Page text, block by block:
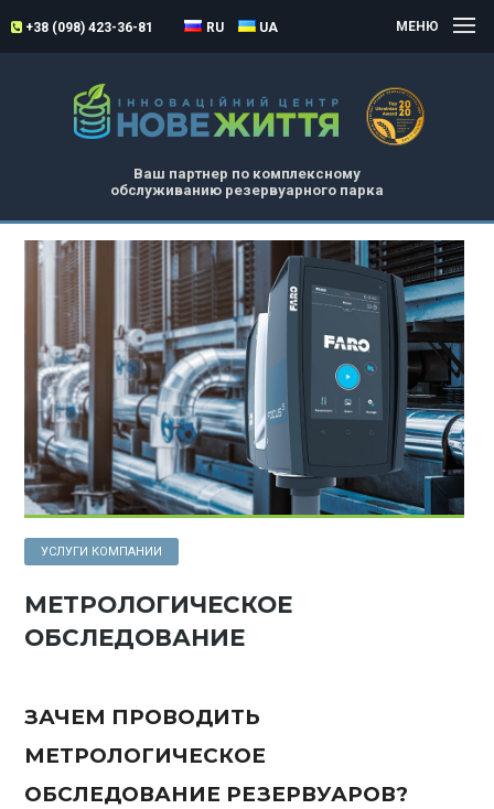
Ваш партнер по комплексному
обслуживанию резервуарного парка
МЕНЮ
+38 (098) 423-36-81 RU UA
УСЛУГИ КОМПАНИИ
МЕТРОЛОГИЧЕСКОЕ
ОБСЛЕДОВАНИЕ
ЗАЧЕМ ПРОВОДИТЬ
МЕТРОЛОГИЧЕСКОЕ
ОБСЛЕДОВАНИЕ РЕЗЕРВУАРОВ?